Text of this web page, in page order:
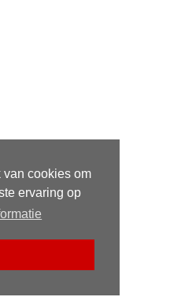
van cookies om
ervaring op